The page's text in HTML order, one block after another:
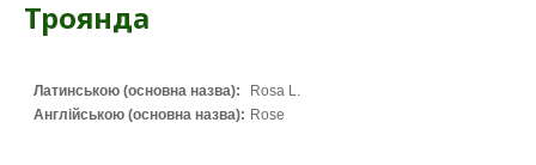
Троянда
Латинською (основна назва):
Rosa L.
Англійською (основна назва): Rose